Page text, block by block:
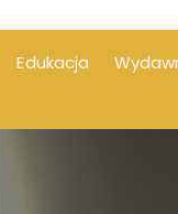
Edukacja